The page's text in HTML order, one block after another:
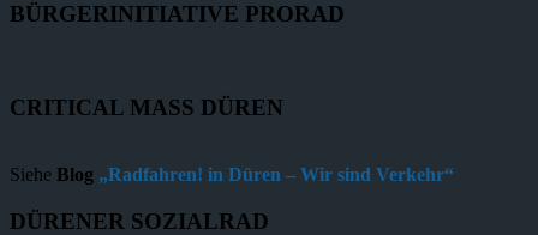
BÜRGERINITIATIVE PRORAD
CRITICAL MASS DÜREN
Siehe Blog „Radfahren! in Düren – Wir sind Verkehr“
DÜRENER SOZIALRAD